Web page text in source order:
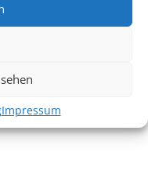
Impressum
des deutschen
der Vorrat reicht!
HIER